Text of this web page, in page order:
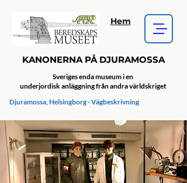
KANONERNA PÅ DJURAMOSSA
Djuramossa, Helsingborg - Vägbeskrivning
Sveriges enda museum i en
underjordisk anläggning från andra världskriget
Hem